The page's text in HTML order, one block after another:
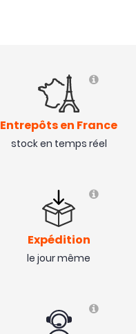
Entrepôts en France
stock en temps réel
Expédition
le jour même